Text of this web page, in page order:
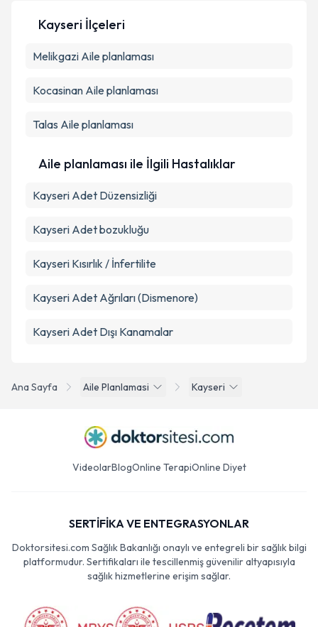
Metni'ni okudum ve kişisel verilerimin belirtilen
Ana Sayfa Aile Planlamasi Kayseri
Kayseri İlçeleri
Melikgazi Aile planlaması
Kocasinan Aile planlaması
Talas Aile planlaması
Aile planlaması ile İlgili Hastalıklar
Kayseri Adet Düzensizliği
Kayseri Adet bozukluğu
Kayseri Kısırlık / İnfertilite
Kayseri Adet Ağrıları (Dismenore)
Kayseri Adet Dışı Kanamalar
VideolarBlogOnline TerapiOnline Diyet
SERTİFİKA VE ENTEGRASYONLAR
Doktorsitesi.com Sağlık Bakanlığı onaylı ve entegreli bir sağlık bilgi
platformudur. Sertifikaları ile tescillenmiş güvenilir altyapısıyla
sağlık hizmetlerine erişim sağlar.